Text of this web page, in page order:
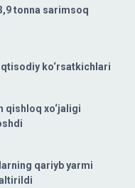
tonna sarimsoq
ko‘rsatkichlari
qishloq xo‘jaligi
qariyb yarmi